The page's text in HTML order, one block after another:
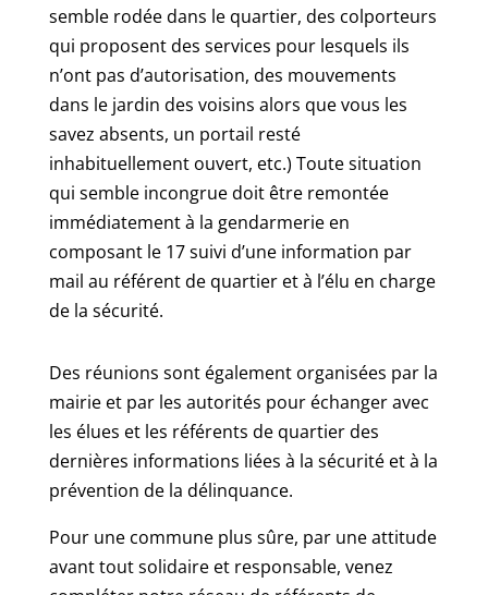
semble rodée dans le quartier, des colporteurs
qui proposent des services pour lesquels ils
n’ont pas d’autorisation, des mouvements
dans le jardin des voisins alors que vous les
savez absents, un portail resté
inhabituellement ouvert, etc.) Toute situation
qui semble incongrue doit être remontée
immédiatement à la gendarmerie en
composant le 17 suivi d’une information par
mail au référent de quartier et à l’élu en charge
de la sécurité.
Des réunions sont également organisées par la
mairie et par les autorités pour échanger avec
les élues et les référents de quartier des
dernières informations liées à la sécurité et à la
prévention de la délinquance.
Pour une commune plus sûre, par une attitude
avant tout solidaire et responsable, venez